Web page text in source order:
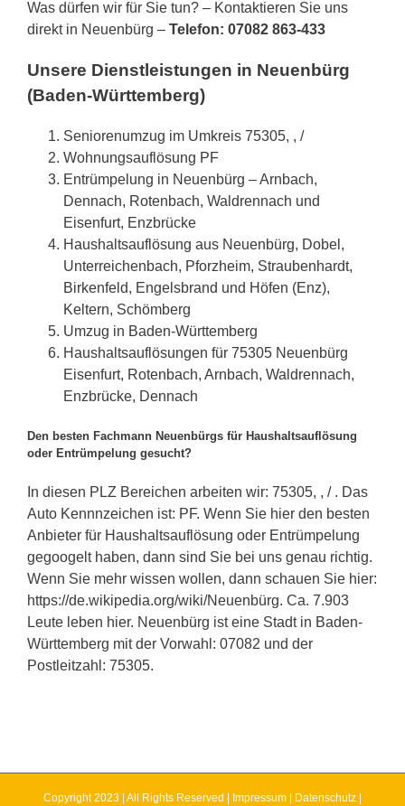
Was dürfen wir für Sie tun? – Kontaktieren Sie uns
direkt in Neuenbürg – Telefon: 07082 863-433
Unsere Dienstleistungen in Neuenbürg
(Baden-Württemberg)
Seniorenumzug im Umkreis 75305, , /
Wohnungsauflösung PF
Entrümpelung in Neuenbürg – Arnbach,
Dennach, Rotenbach, Waldrennach und
Eisenfurt, Enzbrücke
Haushaltsauflösung aus Neuenbürg, Dobel,
Unterreichenbach, Pforzheim, Straubenhardt,
Birkenfeld, Engelsbrand und Höfen (Enz),
Keltern, Schömberg
Umzug in Baden-Württemberg
Haushaltsauflösungen für 75305 Neuenbürg
Eisenfurt, Rotenbach, Arnbach, Waldrennach,
Enzbrücke, Dennach
Den besten Fachmann Neuenbürgs für Haushaltsauflösung
oder Entrümpelung gesucht?
In diesen PLZ Bereichen arbeiten wir: 75305, , / . Das
Auto Kennnzeichen ist: PF. Wenn Sie hier den besten
Anbieter für Haushaltsauflösung oder Entrümpelung
gegoogelt haben, dann sind Sie bei uns genau richtig.
Wenn Sie mehr wissen wollen, dann schauen Sie hier:
https://de.wikipedia.org/wiki/Neuenbürg. Ca. 7.903
Leute leben hier. Neuenbürg ist eine Stadt in Baden-
Württemberg mit der Vorwahl: 07082 und der
Postleitzahl: 75305.
Copyright 2023 | All Rights Reserved | Impressum Datenschutz